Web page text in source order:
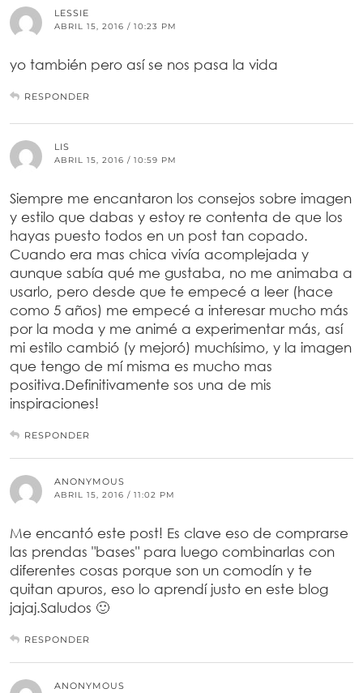
LESSIE
ABRIL 15, 2016 / 10:23 PM
yo también pero así se nos pasa la vida
RESPONDER
LIS
ABRIL 15, 2016 / 10:59 PM
Siempre me encantaron los consejos sobre imagen
y estilo que dabas y estoy re contenta de que los
hayas puesto todos en un post tan copado.
Cuando era mas chica vivía acomplejada y
aunque sabía qué me gustaba, no me animaba a
usarlo, pero desde que te empecé a leer (hace
como 5 años) me empecé a interesar mucho más
por la moda y me animé a experimentar más, así
mi estilo cambió (y mejoró) muchísimo, y la imagen
que tengo de mí misma es mucho mas
positiva.Definitivamente sos una de mis
inspiraciones!
RESPONDER
ANONYMOUS
ABRIL 15, 2016 / 11:02 PM
Me encantó este post! Es clave eso de comprarse
las prendas "bases" para luego combinarlas con
diferentes cosas porque son un comodín y te
quitan apuros, eso lo aprendí justo en este blog
jajaj.Saludos 🙂
RESPONDER
ANONYMOUS